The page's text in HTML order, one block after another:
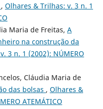
, Olhares & Trilhas: v. 3 n. 1
Maria de Freitas, A
na construção da
3 n. 1 (2002): NÚMERO
Cláudia Maria de
das bolsas , Olhares &
ATEMÁTICO